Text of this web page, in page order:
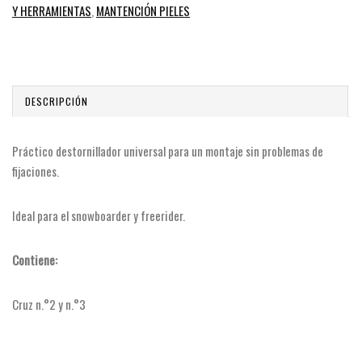
Y HERRAMIENTAS, MANTENCIÓN PIELES
DESCRIPCIÓN
Práctico destornillador universal para un montaje sin problemas de
fijaciones.
Ideal para el snowboarder y freerider.
Contiene:
Cruz n.°2 y n.°3